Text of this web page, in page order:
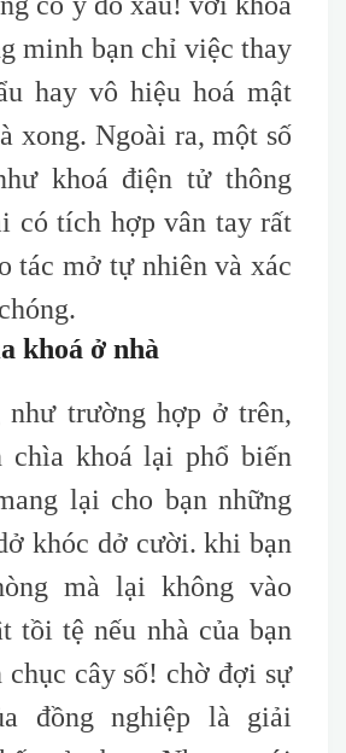
minh bạn chỉ việc thay
hay vô hiệu hoá mật
xong. Ngoài ra, một số
khoá điện tử thông
có tích hợp vân tay rất
tác mở tự nhiên và xác
khoá ở nhà
như trường hợp ở trên,
chìa khoá lại phổ biến
lại cho bạn những
khóc dở cười. khi bạn
mà lại không vào
tồi tệ nếu nhà của bạn
chục cây số! chờ đợi sự
đồng nghiệp là giải